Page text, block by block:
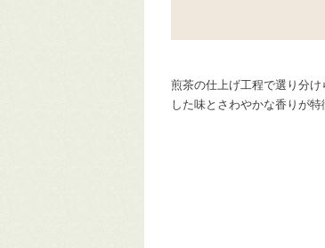
煎茶の仕上げ工程で選り分
した味とさわやかな香りが特